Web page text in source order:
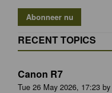
RECENT TOPICS
Canon R7
Tue 26 May 2026, 17:23 by